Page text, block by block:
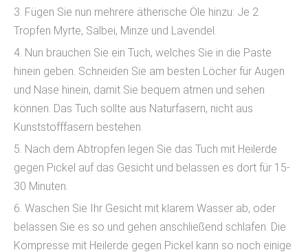
3. Fügen Sie nun mehrere ätherische Öle hinzu: Je 2
Tropfen Myrte, Salbei, Minze und Lavendel.
4. Nun brauchen Sie ein Tuch, welches Sie in die Paste
hinein geben. Schneiden Sie am besten Löcher für Augen
und Nase hinein, damit Sie bequem atmen und sehen
können. Das Tuch sollte aus Naturfasern, nicht aus
Kunststofffasern bestehen.
5. Nach dem Abtropfen legen Sie das Tuch mit Heilerde
gegen Pickel auf das Gesicht und belassen es dort für 15-
30 Minuten.
6. Waschen Sie Ihr Gesicht mit klarem Wasser ab, oder
belassen Sie es so und gehen anschließend schlafen. Die
Kompresse mit Heilerde gegen Pickel kann so noch einige